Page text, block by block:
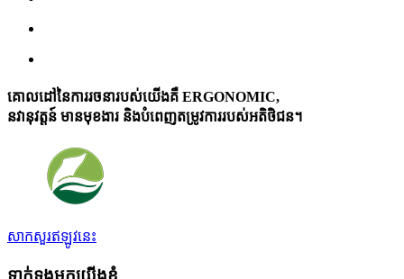
គោលដៅនៃការរចនារបស់យើងគឺ ERGONOMIC,
នវានុវត្តន៍ មានមុខងារ និងបំពេញតម្រូវការរបស់អតិថិជន។
សាកសួរឥឡូវនេះ
ទាក់ទងមកយើងខ្ញុំ